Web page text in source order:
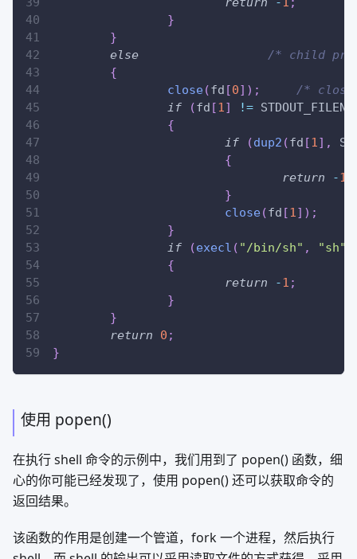
}
}
else
/* child
{
close(fd [0] ) ;
/* close
if
(fd [1] != STDOUT_FILENO
{
if
(dup2 (fd [1] ,
{
return
-1
}
close(fd [1] ) ;
}
if
(execl ( "/bin/sh" , "sh"
{
return
-1 ;
}
}
return
0 ;
}
使用 popen()
在执行 shell 命令的示例中，我们用到了 popen() 函数，细
心的你可能已经发现了，使用 popen() 还可以获取命令的
返回结果。
该函数的作用是创建一个管道，fork 一个进程，然后执行